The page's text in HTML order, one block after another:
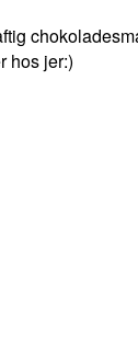
hos jer:)